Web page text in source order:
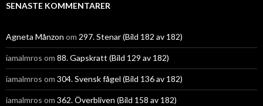
SENASTE KOMMENTARER
Agneta Månzon om 297. Stenar (Bild 182 av 182)
iamalmros om 88. Gapskratt (Bild 129 av 182)
iamalmros om 304. Svensk fågel (Bild 136 av 182)
iamalmros om 362. Överbliven (Bild 158 av 182)